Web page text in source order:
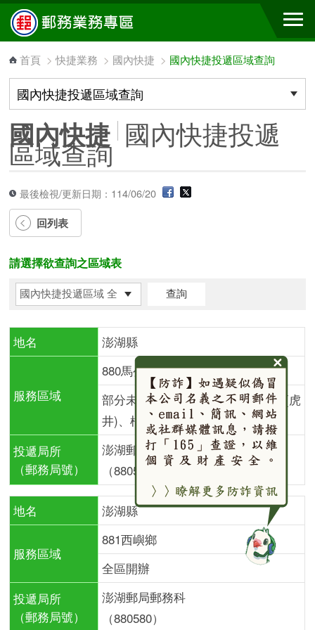
跳到主要內容區塊
首頁 >快捷業務 > 國內快捷 > 國內快捷投遞區域查詢
國內快捷 國內快捷投遞
區域查詢
最後檢視/更新日期：114/06/20
回列表
請選擇欲查詢之區域表
地名 澎湖縣
服務區域
880馬公市
部分未開辦（除外地區）： 虎井里(虎
井)、桶盤里(桶盤)
投遞局所
（郵務局號）
澎湖郵局郵務科
（880580）
地名 澎湖縣
服務區域
881西嶼鄉
全區開辦
投遞局所
（郵務局號）
澎湖郵局郵務科
（880580）